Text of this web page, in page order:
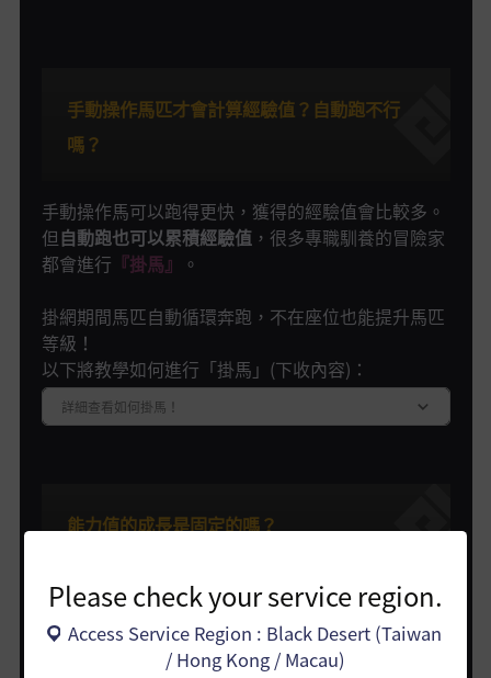
Please check your service region.
Access Service Region : Black Desert (Taiwan
/ Hong Kong / Macau)
手動操作馬匹才會計算經驗值？自動跑不行
嗎？
手動操作馬可以跑得更快，獲得的經驗值會比較多。
但 自動跑也可以累積經驗值，很多專職馴養的冒險家
都會進行 『掛馬』
。
掛網期間馬匹自動循環奔跑，不在座位也能提升馬匹
等級！
以下將教學如何進行「掛馬」(下收內容)：
詳細查看如何掛馬！
能力值的成長是固定的嗎？
根據馬匹種類，起始的能力值水平會有所不同！
(例如：1等時，幻想馬以阿圖阿納特擁有最高的速度能力值)
坐騎每次升級會提升坐騎能力值，
該項能力值增加、上升數值幅度都是機率性變化，